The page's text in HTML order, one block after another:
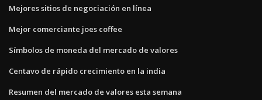
Mejores sitios de negociación en línea
Mejor comerciante joes coffee
Símbolos de moneda del mercado de valores
Centavo de rápido crecimiento en la india
Resumen del mercado de valores esta semana